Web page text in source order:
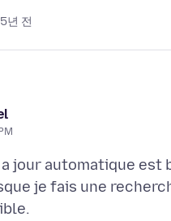
년 전
jour automatique est
je fais une